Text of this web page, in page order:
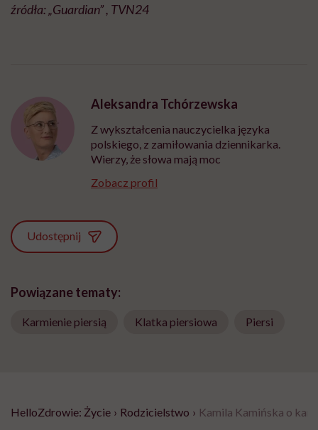
źródła: „Guardian” , TVN24
Aleksandra Tchórzewska
Z wykształcenia nauczycielka języka
polskiego, z zamiłowania dziennikarka.
Wierzy, że słowa mają moc
Zobacz profil
Udostępnij
Powiązane tematy:
Karmienie piersią Klatka piersiowa Piersi
HelloZdrowie: Życie › Rodzicielstwo › Kamila Kamińska o